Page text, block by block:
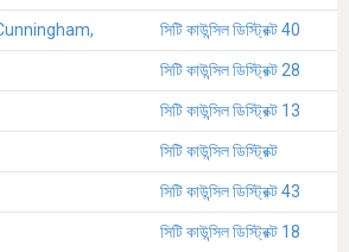
সিটি কাউন্সিল ডিস্ট্রিক্ট 40
সিটি কাউন্সিল ডিস্ট্রিক্ট 28
সিটি কাউন্সিল ডিস্ট্রিক্ট 13
সিটি কাউন্সিল ডিস্ট্রিক্ট
সিটি কাউন্সিল ডিস্ট্রিক্ট 43
সিটি কাউন্সিল ডিস্ট্রিক্ট 18